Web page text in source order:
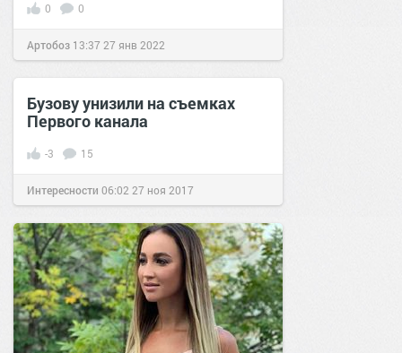
0 0
Артобоз 13:37 27 янв 2022
Бузову унизили на съемках
Первого канала
-3 15
Интересности 06:02 27 ноя 2017